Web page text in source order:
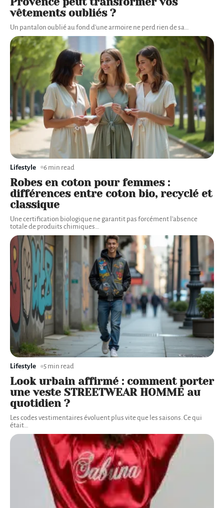
vêtements oubliés ?
Un pantalon oublié au fond d'une armoire ne perd rien de sa
Robes en coton pour femmes :
différences entre coton bio, recyclé et
classique
Une certification biologique ne garantit pas forcément l'absence
totale de produits chimiques
Lifestyle 6 min read
Look urbain affirmé : comment porter
une veste STREETWEAR HOMME au
quotidien ?
Les codes vestimentaires évoluent plus vite que les saisons. Ce qui
était…
Lifestyle 5 min read